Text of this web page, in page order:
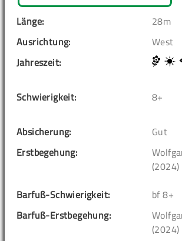
Länge:
28m
Ausrichtung:
West
Jahreszeit:
Schwierigkeit: 8+
Absicherung:
Gut
Erstbegehung:
(2024)
Barfuß-Schwierigkeit:
bf 8+
Barfuß-Erstbegehung:
(2024)